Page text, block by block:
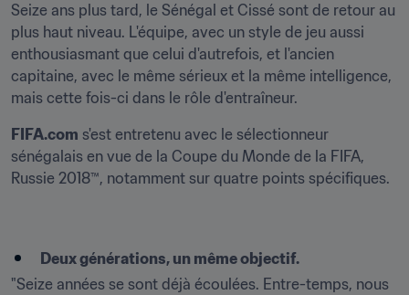
Seize ans plus tard, le Sénégal et Cissé sont de retour au
plus haut niveau. L'équipe, avec un style de jeu aussi
enthousiasmant que celui d'autrefois, et l'ancien
capitaine, avec le même sérieux et la même intelligence,
mais cette fois-ci dans le rôle d'entraîneur.
FIFA.com s'est entretenu avec le sélectionneur
sénégalais en vue de la Coupe du Monde de la FIFA,
Russie 2018™, notamment sur quatre points spécifiques.
Deux générations, un même objectif.
"Seize années se sont déjà écoulées. Entre-temps, nous